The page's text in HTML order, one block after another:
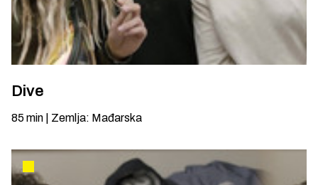
Dive
85 min Zemlja: Mađarska